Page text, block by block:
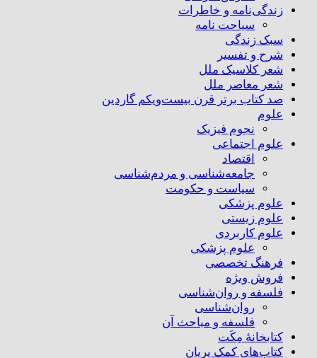
زندگی‌نامه و خاطرات
سیاحت نامه
سبک زندگی
شرح و تفسیر
شعر کلاسیک ملل
شعر معاصر ملل
صد کتاب برتر قرن بیست‌و‌یکم گاردین
علوم
نجوم فیزیک
علوم اجتماعی
اقتصاد
جامعه‌شناسی و مردم‌شناسی
سیاست و حکومت
علوم پزشکی
علوم زیستی
علوم کاربردی
علوم پزشکی
فرهنگ تخصصی
فروش ویژه
فلسفه و روان‌شناسی
روان‌شناسی
فلسفه و مباحث آن
کتابخانۀ مِکَت
کتاب‌های کمک پریان